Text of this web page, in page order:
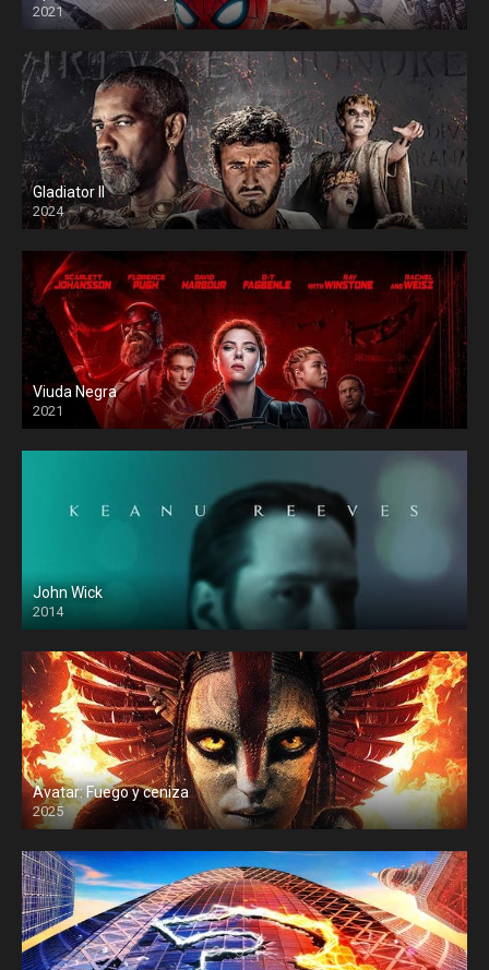
2021
Gladiator II
2024
Viuda Negra
2021
John Wick
2014
Avatar: Fuego y ceniza
2025